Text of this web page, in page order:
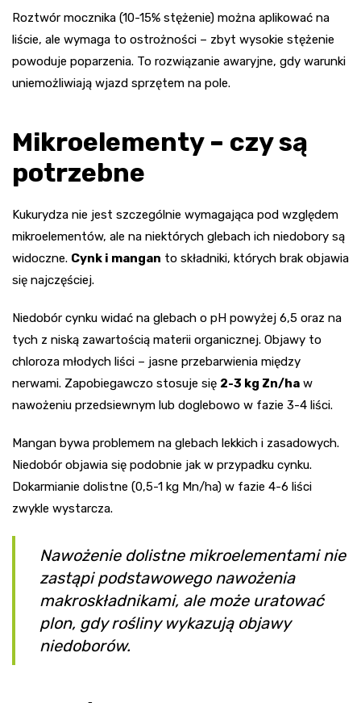
Roztwór mocznika (10-15% stężenie) można aplikować na
liście, ale wymaga to ostrożności – zbyt wysokie stężenie
powoduje poparzenia. To rozwiązanie awaryjne, gdy warunki
uniemożliwiają wjazd sprzętem na pole.
Mikroelementy – czy są
potrzebne
Kukurydza nie jest szczególnie wymagająca pod względem
mikroelementów, ale na niektórych glebach ich niedobory są
widoczne. Cynk i mangan to składniki, których brak objawia
się najczęściej.
Niedobór cynku widać na glebach o pH powyżej 6,5 oraz na
tych z niską zawartością materii organicznej. Objawy to
chloroza młodych liści – jasne przebarwienia między
nerwami. Zapobiegawczo stosuje się 2-3 kg Zn/ha w
nawożeniu przedsiewnym lub doglebowo w fazie 3-4 liści.
Mangan bywa problemem na glebach lekkich i zasadowych.
Niedobór objawia się podobnie jak w przypadku cynku.
Dokarmianie dolistne (0,5-1 kg Mn/ha) w fazie 4-6 liści
zwykle wystarcza.
Nawożenie dolistne mikroelementami nie
zastąpi podstawowego nawożenia
makroskładnikami, ale może uratować
plon, gdy rośliny wykazują objawy
niedoborów.